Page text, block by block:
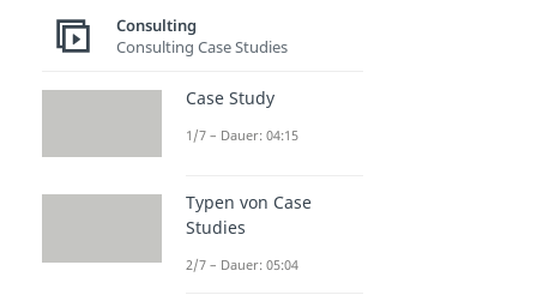
Consulting
Consulting Case Studies
Case Study
1/7 – Dauer: 04:15
Typen von Case
Studies
2/7 – Dauer: 05:04